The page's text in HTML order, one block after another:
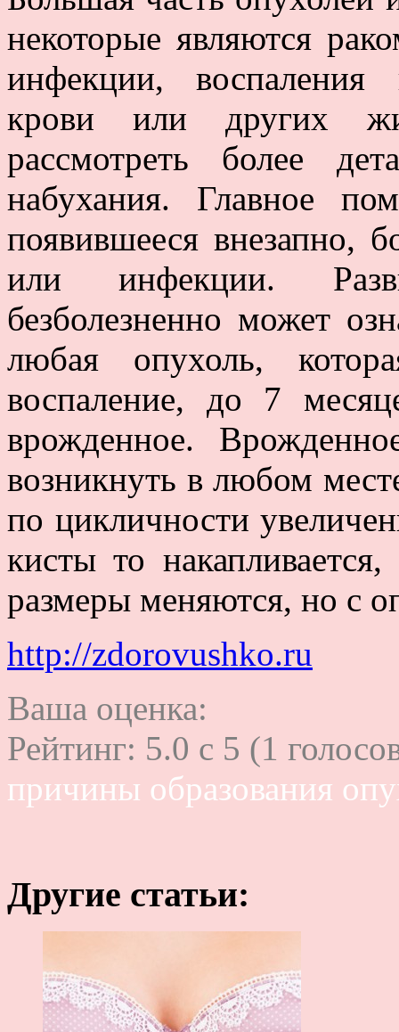
некоторые являются
инфекции, воспаления
крови или других
рассмотреть более
набухания. Главное
появившееся внезапно,
или инфекции.
безболезненно может
любая опухоль,
воспаление, до 7
врожденное.
возникнуть в любом
по цикличности
кисты то
размеры меняются, но с
http://zdorovushko.ru
Ваша оценка:
Рейтинг: 5.0 c 5 (1
причины образования
Другие статьи: